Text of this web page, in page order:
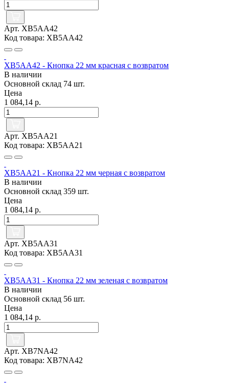
Арт. XB5AA42
Код товара: XB5AA42
XB5AA42 - Кнопка 22 мм красная с возвратом
В наличии
Основной склад 74 шт.
Цена
1 084,14 р.
Арт. XB5AA21
Код товара: XB5AA21
XB5AA21 - Кнопка 22 мм черная с возвратом
В наличии
Основной склад 359 шт.
Цена
1 084,14 р.
Арт. XB5AA31
Код товара: XB5AA31
XB5AA31 - Кнопка 22 мм зеленая с возвратом
В наличии
Основной склад 56 шт.
Цена
1 084,14 р.
Арт. XB7NA42
Код товара: XB7NA42